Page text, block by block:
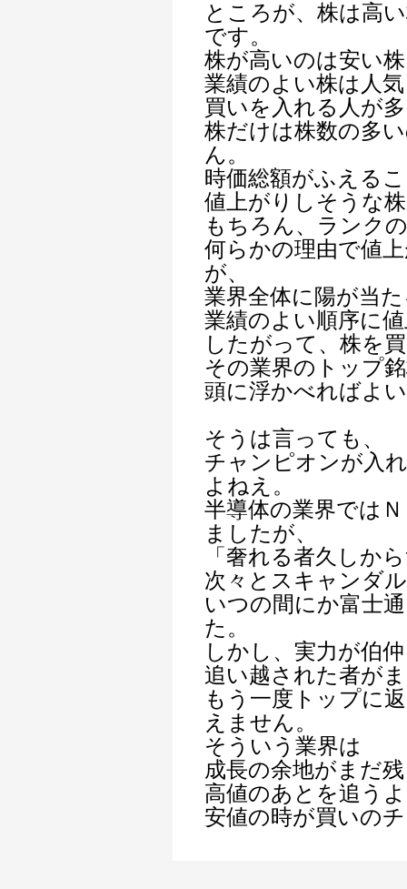
ところが、株は高
です。
株が高いのは安い
業績のよい株は人
買いを入れる人が
株だけは株数の多
ん。
時価総額がふえる
値上がりしそうな
もちろん、ランク
何らかの理由で値
が、
業界全体に陽が当
業績のよい順序に
したがって、株を
その業界のトップ
頭に浮かべればよ
そうは言っても、
チャンピオンが入
よねえ。
半導体の業界では
ましたが、
「奢れる者久しか
次々とスキャンダ
いつの間にか富士
た。
しかし、実力が伯
追い越された者が
もう一度トップに
えません。
そういう業界は
成長の余地がまだ
高値のあとを追う
安値の時が買い